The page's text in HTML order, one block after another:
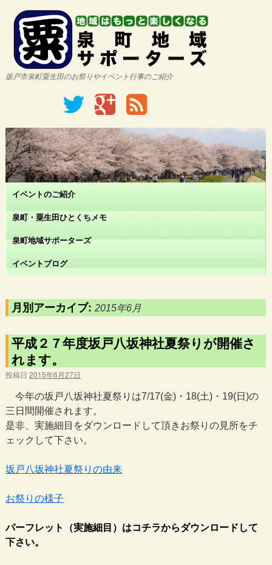
坂戸市泉町粟生田のお祭りやイベント行事のご紹介
イベントのご紹介
泉町・粟生田ひとくちメモ
泉町地域サポーターズ
イベントブログ
月別アーカイブ:2015年6月
平成２７年度坂戸八坂神社夏祭りが開催さ
れます。
投稿日 2015年6月27日
今年の坂戸八坂神社夏祭りは7/17(金)・18(土)・19(日)の
三日間開催されます。
是非、実施細目をダウンロードして頂きお祭りの見所をチ
ェックして下さい。
坂戸八坂神社夏祭りの由来
お祭りの様子
パーフレット（実施細目）はコチラからダウンロードして
下さい。